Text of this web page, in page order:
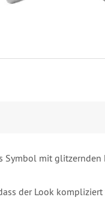
Symbol mit
der Look